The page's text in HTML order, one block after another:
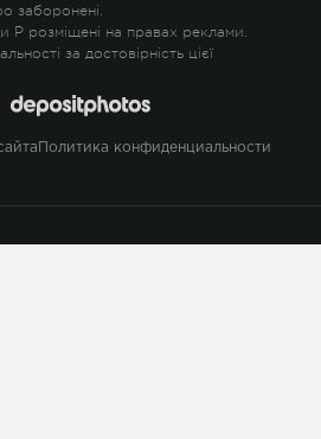
заборонені.
и P розміщені на правах реклами.
за достовірність цієї
Политика конфиденциальности